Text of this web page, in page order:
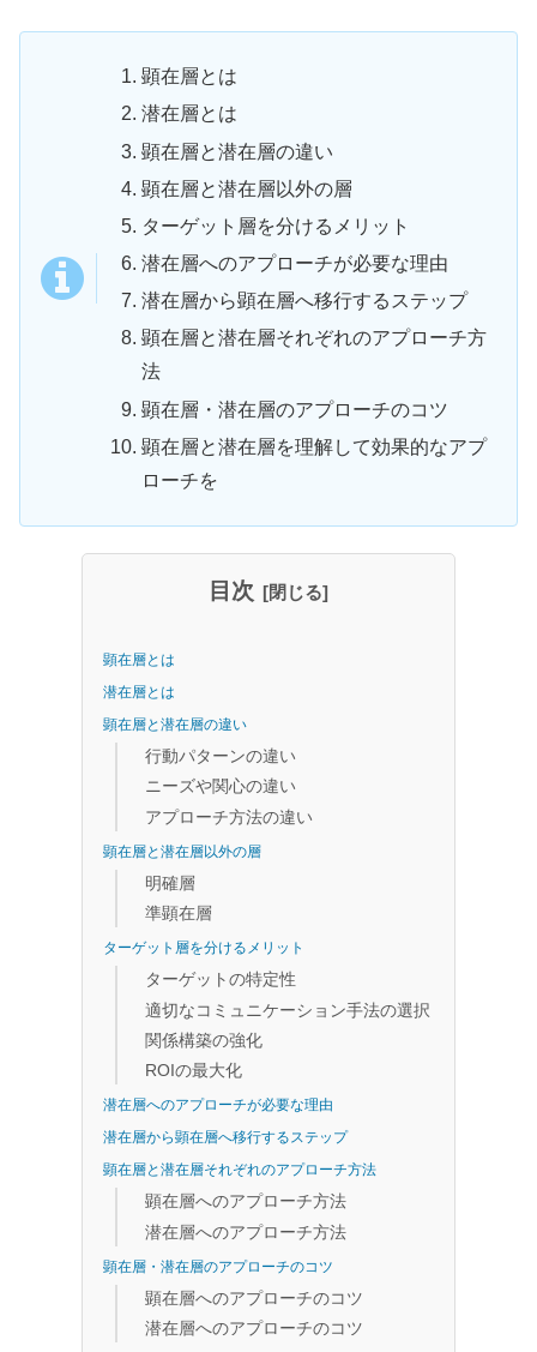
顕在層とは
潜在層とは
顕在層と潜在層の違い
顕在層と潜在層以外の層
ターゲット層を分けるメリット
潜在層へのアプローチが必要な理由
潜在層から顕在層へ移行するステップ
顕在層と潜在層それぞれのアプローチ方
法
顕在層・潜在層のアプローチのコツ
顕在層と潜在層を理解して効果的なアプ
ローチを
目次
顕在層とは
潜在層とは
顕在層と潜在層の違い
行動パターンの違い
ニーズや関心の違い
アプローチ方法の違い
顕在層と潜在層以外の層
明確層
準顕在層
ターゲット層を分けるメリット
ターゲットの特定性
適切なコミュニケーション手法の選択
関係構築の強化
ROIの最大化
潜在層へのアプローチが必要な理由
潜在層から顕在層へ移行するステップ
顕在層と潜在層それぞれのアプローチ方法
顕在層へのアプローチ方法
潜在層へのアプローチ方法
顕在層・潜在層のアプローチのコツ
顕在層へのアプローチのコツ
潜在層へのアプローチのコツ